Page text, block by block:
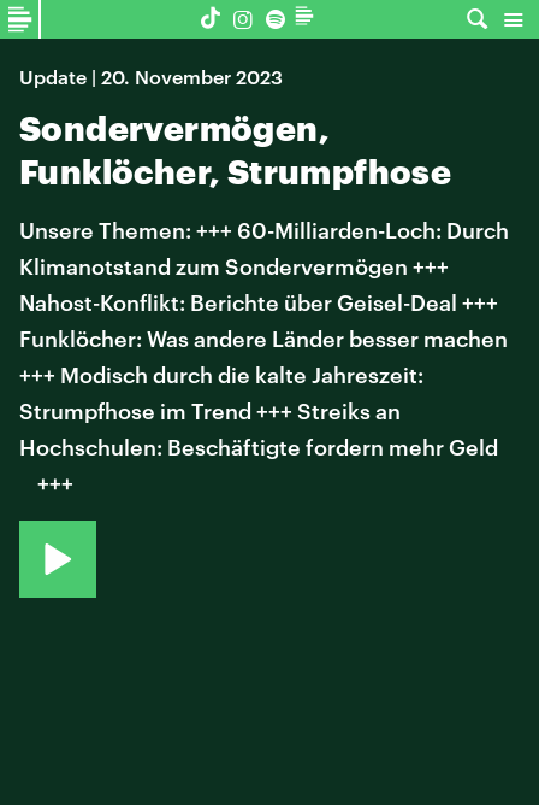
Update | 20. November 2023
Sondervermögen,
Funklöcher, Strumpfhose
Unsere Themen: +++ 60-Milliarden-Loch: Durch
Klimanotstand zum Sondervermögen +++
Nahost-Konflikt: Berichte über Geisel-Deal +++
Funklöcher: Was andere Länder besser machen
+++ Modisch durch die kalte Jahreszeit:
Strumpfhose im Trend +++ Streiks an
Hochschulen: Beschäftigte fordern mehr Geld
+++